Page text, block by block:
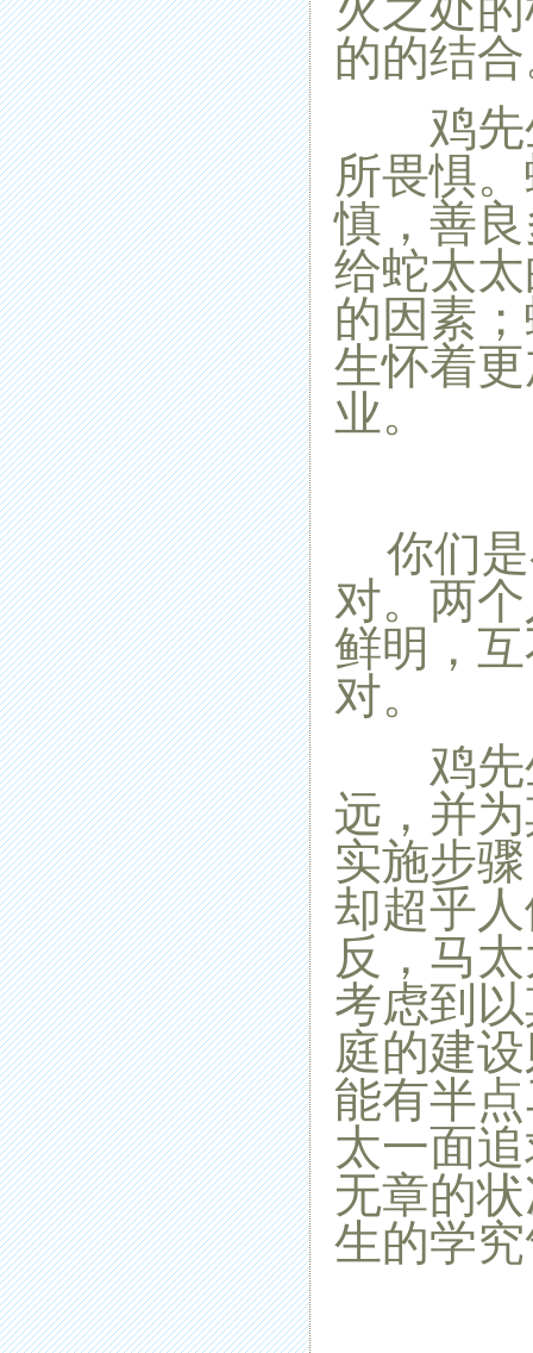
的的结
鸡先生
所畏惧
慎，善
给蛇太
的因素
生怀着
业。
你们是
对。两
鲜明，
对。
鸡先
远，并
实施步
却超乎
反， 马
考虑到
庭的建
能有半
太一面
无章的
生的学